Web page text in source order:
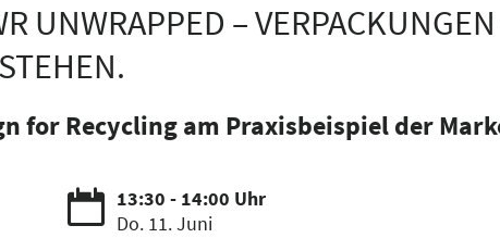
UNWRAPPED –
for Recycling am Praxisbeispiel der
13:30 - 14:00 Uhr
Do. 11. Juni